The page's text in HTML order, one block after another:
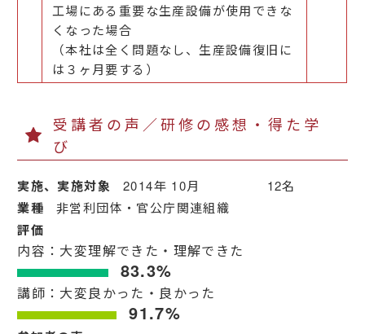
工場にある重要な生産設備が使用できな
くなった場合
（本社は全く問題なし、生産設備復旧に
は３ヶ月要する）
受講者の声／研修の感想・得た学
び
実施、実施対象 2014年 10月 12名
業種 非営利団体・官公庁関連組織
評価
内容：大変理解できた・理解できた
83.3%
講師：大変良かった・良かった
91.7%